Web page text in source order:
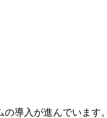
導入が進んでいま